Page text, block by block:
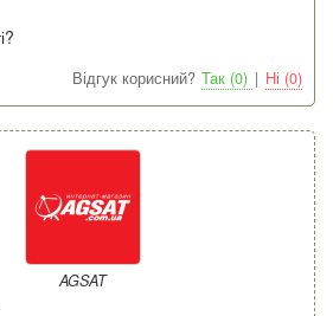
Відгук корисний? Так (0) | Ні (0)
AGSAT